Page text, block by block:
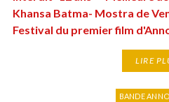
Khansa Batma- Mostra de
Festival du premier film
LIRE
BANDE